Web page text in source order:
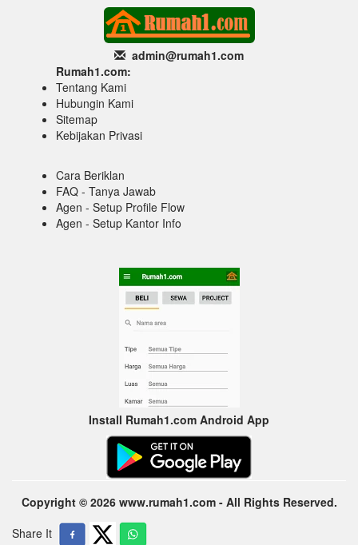
admin@rumah1.com
Rumah1.com:
Tentang Kami
Hubungin Kami
Sitemap
Kebijakan Privasi
Cara Beriklan
FAQ - Tanya Jawab
Agen - Setup Profile Flow
Agen - Setup Kantor Info
Install Rumah1.com Android App
Copyright © 2026 www.rumah1.com - All Rights Reserved.
Share It